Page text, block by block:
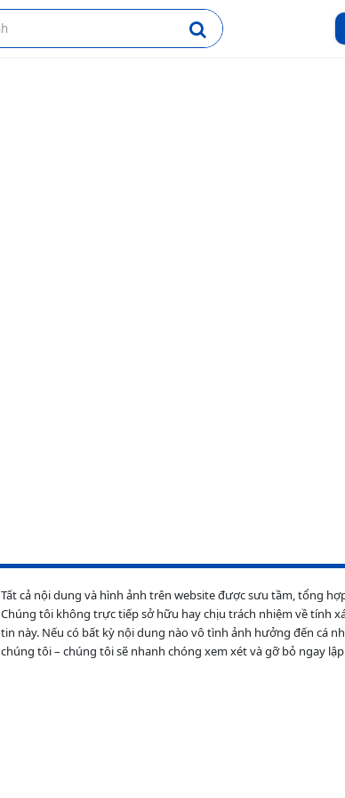
Tất cả nội dung và hình ảnh trên website được sưu tầm, tổng
Chúng tôi không trực tiếp sở hữu hay chịu trách nhiệm về tính
tin này. Nếu có bất kỳ nội dung nào vô tình ảnh hưởng đến cá
chúng tôi – chúng tôi sẽ nhanh chóng xem xét và gỡ bỏ ngay